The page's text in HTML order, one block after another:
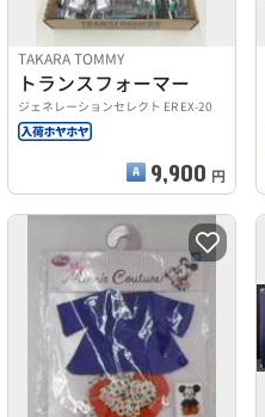
TAKARA TOMMY
トランスフォーマー
ジェネレーションセレクト ER EX-20
9,900 円